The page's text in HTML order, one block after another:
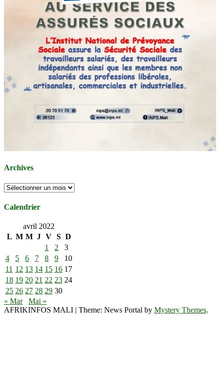
Archives
Archives
Calendrier
avril 2022
L M M J V S D
1
2
3
4
5 6 7 8 9
10
11 12 13 14 15 16 17
18 19 20 21 22 23 24
25 26 27 28 29 30
« Mar
Mai »
AFRIKINFOS MALI | Theme: News Portal by Mystery Themes.